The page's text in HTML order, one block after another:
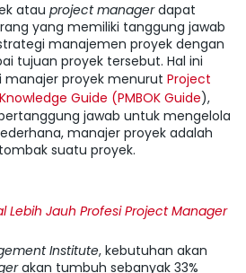
atau project managerdapat
yang memiliki tanggung jawab
manajemen proyek dengan
tujuan proyek tersebut. Hal ini
manajer proyek menurut Project
Guide (PMBOK Guide),
jawab untuk mengelola
manajer proyek adalah
suatu proyek.
Lebih Jauh Profesi Project Manager
Institute, kebutuhan akan
akan tumbuh sebanyak 33%